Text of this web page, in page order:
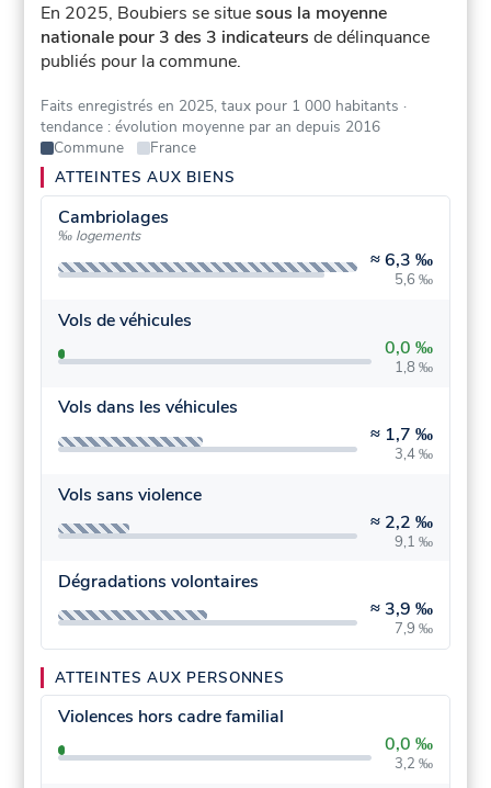
En 2025, Boubiers se situesous la moyenne
nationale pour 3 des 3 indicateurs de délinquance
publiés pour la commune.
Faits enregistrés en 2025, taux pour 1 000 habitants ·
tendance : évolution moyenne par an depuis 2016
Commune
France
ATTEINTES AUX BIENS
Cambriolages
‰ logements
≈6,3 ‰
5,6 ‰
Vols de véhicules
0,0 ‰
1,8 ‰
Vols dans les véhicules
≈ 1,7 ‰
3,4 ‰
Vols sans violence
≈ 2,2 ‰
9,1 ‰
Dégradations volontaires
≈ 3,9 ‰
7,9 ‰
ATTEINTES AUX PERSONNES
Violences hors cadre familial
0,0 ‰
3,2 ‰